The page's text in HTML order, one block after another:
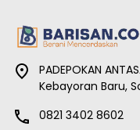
PADEPOKAN
Kebayoran Baru,
0821 3402 8602